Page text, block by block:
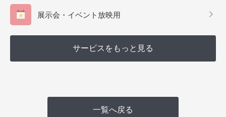
展示会・イベント放映用
サービスをもっと見る
一覧へ戻る